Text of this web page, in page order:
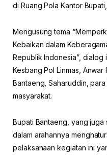
di Ruang Pola Kantor
Mengusung tema
Kebaikan dalam
Republik Indonesia”,
Kesbang Pol Linmas, Anwar
Bantaeng, Saharuddin,
masyarakat.
Bupati Bantaeng, yang juga
dalam arahannya
pelaksanaan kegiatan ini